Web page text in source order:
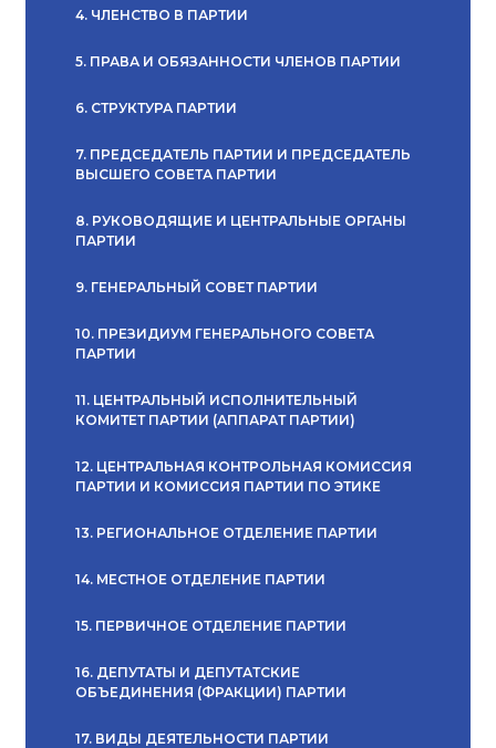
4. ЧЛЕНСТВО В ПАРТИИ
5. ПРАВА И ОБЯЗАННОСТИ ЧЛЕНОВ ПАРТИИ
6. СТРУКТУРА ПАРТИИ
7. ПРЕДСЕДАТЕЛЬ ПАРТИИ И ПРЕДСЕДАТЕЛЬ
ВЫСШЕГО СОВЕТА ПАРТИИ
8. РУКОВОДЯЩИЕ И ЦЕНТРАЛЬНЫЕ ОРГАНЫ
ПАРТИИ
9. ГЕНЕРАЛЬНЫЙ СОВЕТ ПАРТИИ
10. ПРЕЗИДИУМ ГЕНЕРАЛЬНОГО СОВЕТА
ПАРТИИ
11. ЦЕНТРАЛЬНЫЙ ИСПОЛНИТЕЛЬНЫЙ
КОМИТЕТ ПАРТИИ (АППАРАТ ПАРТИИ)
12. ЦЕНТРАЛЬНАЯ КОНТРОЛЬНАЯ КОМИССИЯ
ПАРТИИ И КОМИССИЯ ПАРТИИ ПО ЭТИКЕ
13. РЕГИОНАЛЬНОЕ ОТДЕЛЕНИЕ ПАРТИИ
14. МЕСТНОЕ ОТДЕЛЕНИЕ ПАРТИИ
15. ПЕРВИЧНОЕ ОТДЕЛЕНИЕ ПАРТИИ
16. ДЕПУТАТЫ И ДЕПУТАТСКИЕ
ОБЪЕДИНЕНИЯ (ФРАКЦИИ) ПАРТИИ
17. ВИДЫ ДЕЯТЕЛЬНОСТИ ПАРТИИ